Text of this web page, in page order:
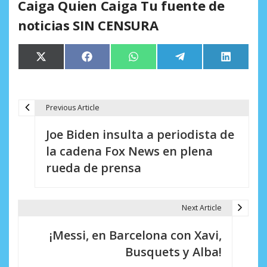
Caiga Quien Caiga Tu fuente de
noticias SIN CENSURA
Compartir
en
X
(Twitter)
Compartir
en
Facebook Compartir
en
WhatsApp Compartir
en
Telegram
en
LinkedIn
Previous Article
Joe Biden insulta a periodista de
la cadena Fox News en plena
rueda de prensa
Next Article
¡Messi, en Barcelona con Xavi,
Busquets y Alba!